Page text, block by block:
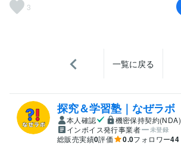
3
一覧に戻る
探究＆学習塾｜なぜラボ
本人確認
機密保持契約(NDA)
インボイス発行事業者
未登録
総販売実績0評価 0.0フォロワー44